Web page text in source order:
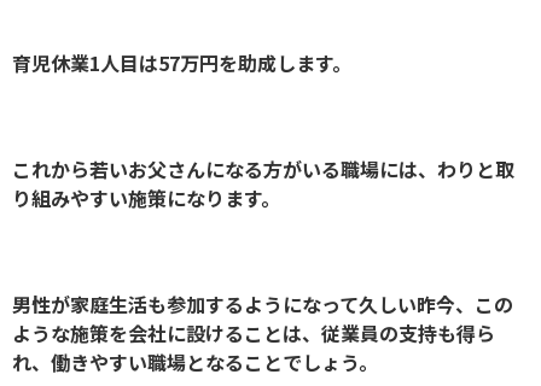
育児休業1人目は57万円を助成します。
これから若いお父さんになる方がいる職場には、わりと取
り組みやすい施策になります。
男性が家庭生活も参加するようになって久しい昨今、この
ような施策を会社に設けることは、従業員の支持も得ら
れ、働きやすい職場となることでしょう。